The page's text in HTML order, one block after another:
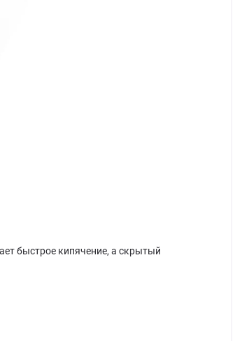
быстрое кипячение, а скрытый